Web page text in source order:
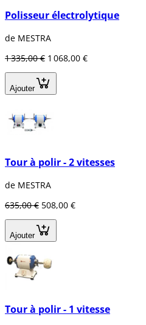
Polisseur électrolytique
de MESTRA
1 335,00 € 1 068,00 €
Ajouter
Tour à polir - 2 vitesses
de MESTRA
635,00 € 508,00 €
Ajouter
Tour à polir - 1 vitesse